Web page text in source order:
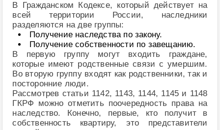
В Гражданском Кодексе, который действует на
всей территории России, наследники
разделяются на две группы:
Получение наследства по закону.
Получение собственности по завещанию.
В первую группу могут входить граждане,
которые имеют родственные связи с умершим.
Во вторую группу входят как родственники, так и
посторонние люди.
Рассмотрев статьи 1142, 1143, 1144, 1145 и 1148
ГКРФ можно отметить поочередность права на
наследство. Конечно, первые, кто получит в
собственность квартиру, это представители